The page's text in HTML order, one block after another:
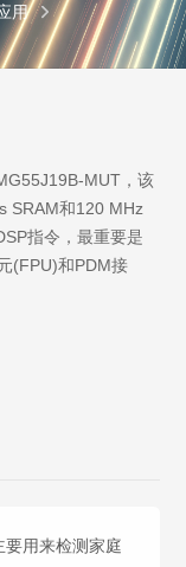
用
MUT，该
SRAM和120 MHz
指令，最重要是
(FPU)和PDM接
用来检测家庭